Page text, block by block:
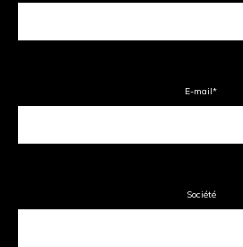
E-mail*
Société